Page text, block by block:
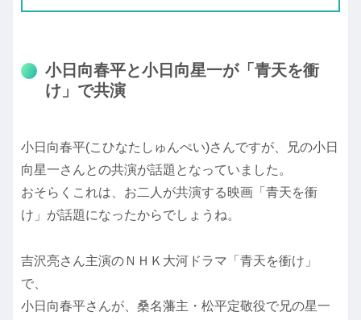
小日向春平と小日向星一が「青天を衝
け」で共演
小日向春平(こひなたしゅんぺい)さんですが、兄の小日
向星一さんとの共演が話題となっていました。
おそらくこれは、お二人が共演する映画「青天を衝
け」が話題になったからでしょうね。
吉沢亮さん主演のＮＨＫ大河ドラマ「青天を衝け」
で、
小日向春平さんが、桑名藩主・松平定敬役で兄の星一